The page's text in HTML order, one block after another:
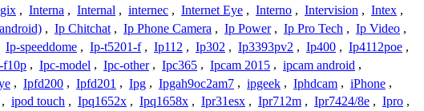
, Interna , Internal , internec , Internet Eye , Interno , Intervision , Intex ,
, Ip Chitchat , Ip Phone Camera , Ip Power , Ip Pro Tech , Ip Video ,
Ip-speeddome , Ip-t5201-f , Ip112 , Ip302 , Ip3393pv2 , Ip400 , Ip4112poe ,
f10p , Ipc-model , Ipc-other , Ipc365 , Ipcam 2015 , ipcam android ,
, Ipfd200 , Ipfd201 , Ipg , Ipgah9oc2am7 , ipgeek , Iphdcam , iPhone ,
, ipod touch , Ipq1652x , Ipq1658x , Ipr31esx , Ipr712m , Ipr7424/8e , Ipro ,